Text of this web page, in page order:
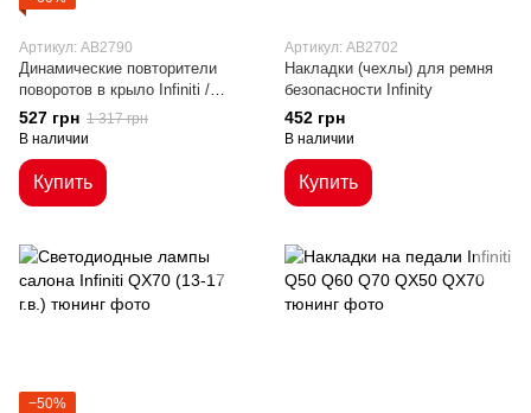
Артикул: AB2790
Динамические повторители
поворотов в крыло Infiniti /
Nissan дымчатые
527 грн 1 317 грн
В наличии
Купить
Артикул: AB2702
Накладки (чехлы) для ремня
безопасности Infinity
452 грн
В наличии
Купить
−50%